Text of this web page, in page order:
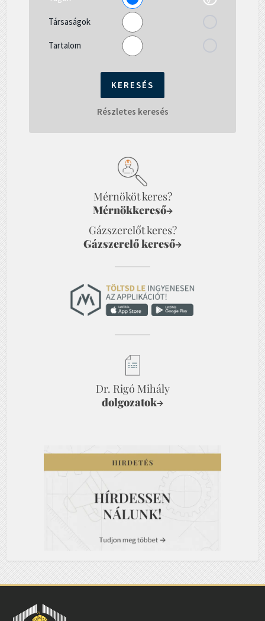
Társaságok
Tartalom
Részletes keresés
Mérnököt keres?
Mérnökkereső→
Gázszerelőt keres?
Gázszerelő kereső→
Dr. Rigó Mihály
dolgozatok→